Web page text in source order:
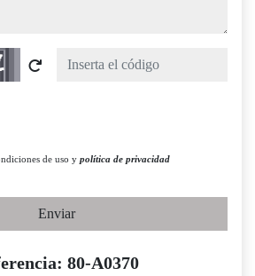
de uso y política de privacidad
Enviar
80-A0370